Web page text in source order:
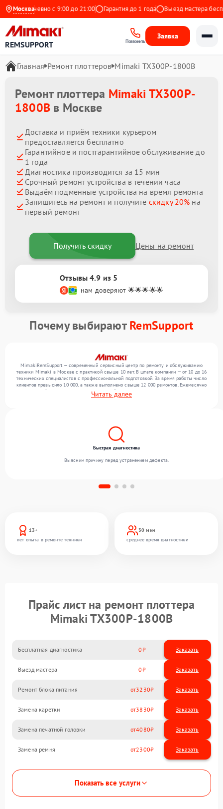
Москва
Ежедневно с 9:00 до 21:00 Гарантия до 1 года Выезд мастера
REMSUPPORT Позвонить
Заявка
Главная Ремонт плоттеров Mimaki TX300P-1800B
Ремонт плоттера Mimaki TX300P-
1800B в Москве
Доставка и приём техники курьером
предоставляется бесплатно
Гарантийное и постгарантийное обслуживание до
1 года
Диагностика производится за 15 мин
Срочный ремонт устройства в течении часа
Выдаём подменные устройства на время ремонта
Запишитесь на ремонт и получите скидку 20% на
первый ремонт
Получить скидку Цены на ремонт
Отзывы 4.9 из 5
нам доверяют 🌟🌟🌟🌟🌟
Почему выбираютRemSupport
MimakiRemSupport — современный сервисный центр по ремонту и обслуживанию
техники Mimaki в Москве с практикой свыше 10 лет. В штате компании — от 10 до 16
технических специалистов с профессиональной подготовкой. За время работы число
клиентов превысило 10 000, а также выполнено свыше 12 000 ремонтов. Ежемесячно
в сервисный центр поступает от 300 устройств, включая , , . Мы устраняем поломки
любой сложности и предлагаем стабильный уровень сервиса благодаря отлаженным
Читать далее
13+
лет опыта в ремонте техники
30 мин
среднее время диагностики
Быстрая диагностика
Выясним причину перед устранением дефекта.
Прайс лист на ремонт плоттера
Mimaki TX300P-1800B
Бесплатная диагностика 0 Заказать
Выезд мастера 0 Заказать
Ремонт блока питания 3230
Замена каретки 3830
Замена печатной головки 4080
Замена ремня 2300
Показать все услуги